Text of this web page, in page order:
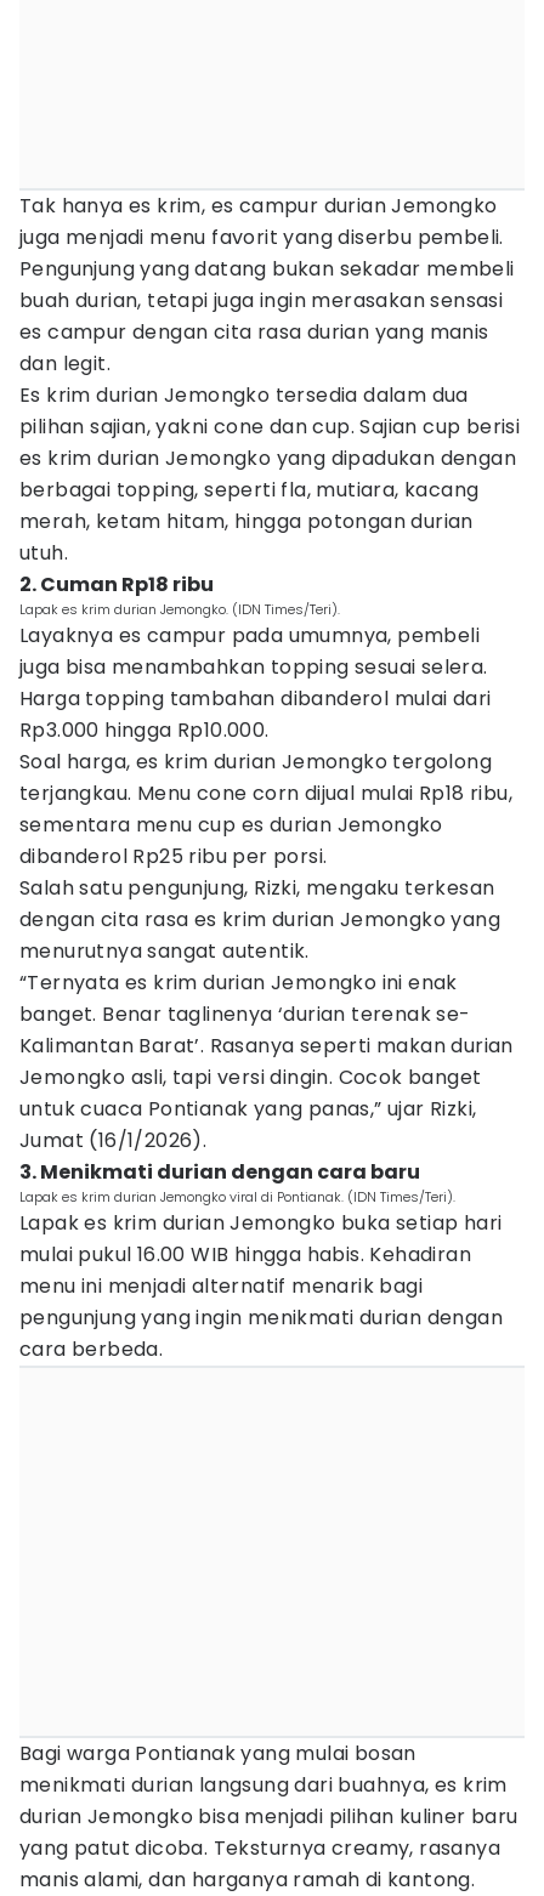
Tak hanya es krim, es campur durian Jemongko
juga menjadi menu favorit yang diserbu pembeli.
Pengunjung yang datang bukan sekadar membeli
buah durian, tetapi juga ingin merasakan sensasi
es campur dengan cita rasa durian yang manis
dan legit.
Es krim durian Jemongko tersedia dalam dua
pilihan sajian, yakni cone dan cup. Sajian cup berisi
es krim durian Jemongko yang dipadukan dengan
berbagai topping, seperti fla, mutiara, kacang
merah, ketam hitam, hingga potongan durian
utuh.
2. Cuman Rp18 ribu
Lapak es krim durian Jemongko. (IDN Times/Teri).
Layaknya es campur pada umumnya, pembeli
juga bisa menambahkan topping sesuai selera.
Harga topping tambahan dibanderol mulai dari
Rp3.000 hingga Rp10.000.
Soal harga, es krim durian Jemongko tergolong
terjangkau. Menu cone corn dijual mulai Rp18 ribu,
sementara menu cup es durian Jemongko
dibanderol Rp25 ribu per porsi.
Salah satu pengunjung, Rizki, mengaku terkesan
dengan cita rasa es krim durian Jemongko yang
menurutnya sangat autentik.
“Ternyata es krim durian Jemongko ini enak
banget. Benar taglinenya ‘durian terenak se-
Kalimantan Barat’. Rasanya seperti makan durian
Jemongko asli, tapi versi dingin. Cocok banget
untuk cuaca Pontianak yang panas,” ujar Rizki,
Jumat (16/1/2026).
3. Menikmati durian dengan cara baru
Lapak es krim durian Jemongko viral di Pontianak. (IDN Times/Teri).
Lapak es krim durian Jemongko buka setiap hari
mulai pukul 16.00 WIB hingga habis. Kehadiran
menu ini menjadi alternatif menarik bagi
pengunjung yang ingin menikmati durian dengan
cara berbeda.
Bagi warga Pontianak yang mulai bosan
menikmati durian langsung dari buahnya, es krim
durian Jemongko bisa menjadi pilihan kuliner baru
yang patut dicoba. Teksturnya creamy, rasanya
manis alami, dan harganya ramah di kantong.